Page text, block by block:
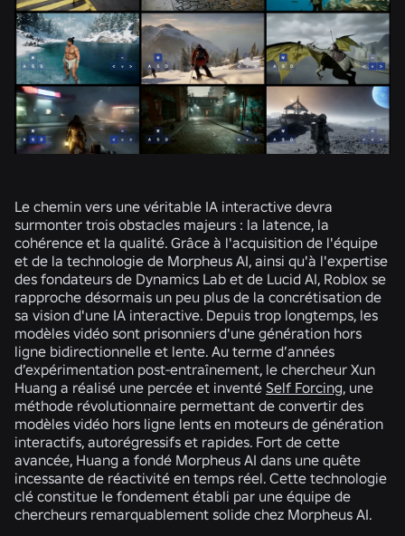
Le chemin vers une véritable IA interactive devra
surmonter trois obstacles majeurs : la latence, la
cohérence et la qualité. Grâce à l'acquisition de l'équipe
et de la technologie de Morpheus AI, ainsi qu'à l'expertise
des fondateurs de Dynamics Lab et de Lucid AI, Roblox se
rapproche désormais un peu plus de la concrétisation de
sa vision d'une IA interactive. Depuis trop longtemps, les
modèles vidéo sont prisonniers d'une génération hors
ligne bidirectionnelle et lente. Au terme d’années
d’expérimentation post-entraînement, le chercheur Xun
Huang a réalisé une percée et inventé Self Forcing, une
méthode révolutionnaire permettant de convertir des
modèles vidéo hors ligne lents en moteurs de génération
interactifs, autorégressifs et rapides. Fort de cette
avancée, Huang a fondé Morpheus AI dans une quête
incessante de réactivité en temps réel. Cette technologie
clé constitue le fondement établi par une équipe de
chercheurs remarquablement solide chez Morpheus AI.